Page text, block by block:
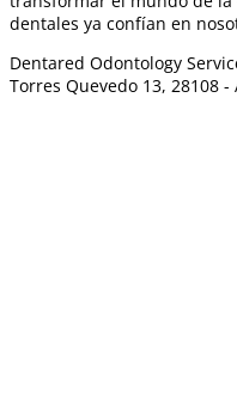
dentales ya confían en
Dentared Odontology
Torres Quevedo 13, 28108 -